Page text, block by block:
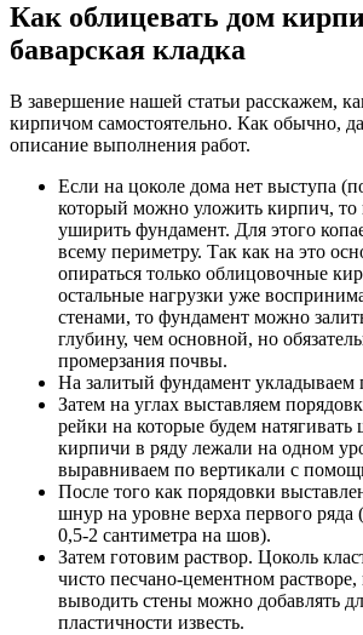
Как облицевать дом
баварская кладка
В завершение нашей статьи расскажем,
кирпичом самостоятельно. Как обычно,
описание выполнения работ.
Если на цоколе дома нет выступа
который можно уложить кирпич, то
уширить фундамент. Для этого
всему периметру. Так как на это
опираться только облицовочные
остальные нагрузки уже
стенами, то фундамент можно
глубину, чем основной, но
промерзания почвы.
На залитый фундамент укладываем
Затем на углах выставляем
рейки на которые будем
кирпичи в ряду лежали на одном
выравниваем по вертикали с
После того как порядовки
шнур на уровне верха первого ряда
0,5-2 сантиметра на шов).
Затем готовим раствор. Цоколь
чисто песчано-цементном растворе,
выводить стены можно добавлять
пластичности известь.